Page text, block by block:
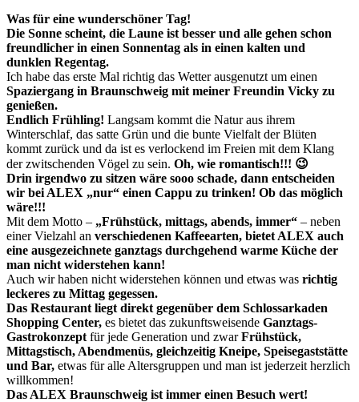
Was für eine wunderschöner Tag!
Die Sonne scheint, die Laune ist besser und alle gehen schon
freundlicher in einen Sonnentag als in einen kalten und
dunklen Regentag.
Ich habe das erste Mal richtig das Wetter ausgenutzt um einen
Spaziergang in Braunschweig mit meiner Freundin Vicky zu
genießen.
Endlich Frühling! Langsam kommt die Natur aus ihrem
Winterschlaf, das satte Grün und die bunte Vielfalt der Blüten
kommt zurück und da ist es verlockend im Freien mit dem Klang
der zwitschenden Vögel zu sein. Oh, wie romantisch!!! 😉
Drin irgendwo zu sitzen wäre sooo schade, dann entscheiden
wir bei ALEX „nur“ einen Cappu zu trinken! Ob das möglich
wäre!!!
Mit dem Motto – „Frühstück, mittags, abends, immer“ – neben
einer Vielzahl an verschiedenen Kaffeearten, bietet ALEX auch
eine ausgezeichnete ganztags durchgehend warme Küche der
man nicht widerstehen kann!
Auch wir haben nicht widerstehen können und etwas was richtig
leckeres zu Mittag gegessen.
Das Restaurant liegt direkt gegenüber dem Schlossarkaden
Shopping Center, es bietet das zukunftsweisende Ganztags-
Gastrokonzept für jede Generation und zwarFrühstück,
Mittagstisch, Abendmenüs, gleichzeitig Kneipe, Speisegaststätte
und Bar, etwas für alle Altersgruppen und man ist jederzeit herzlich
willkommen!
Das ALEX Braunschweig ist immer einen Besuch wert!